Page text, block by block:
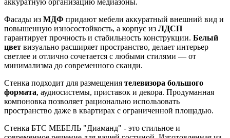
Фасады из МДФ придают мебели аккуратный внешний вид и
повышенную износостойкость, а корпус из ЛДСП
гарантирует прочность и стабильность конструкции. Белый
цвет визуально расширяет пространство, делает интерьер
светлее и отлично сочетается с любыми стилями — от
минимализма до современного сканди.
Стенка подходит для размещения телевизора большого
формата, аудиосистемы, приставок и декора. Продуманная
компоновка позволяет рационально использовать
пространство даже в квартирах с ограниченной площадью.
Стенка БТС МЕБЕЛЬ "Диаманд" - это стильное и